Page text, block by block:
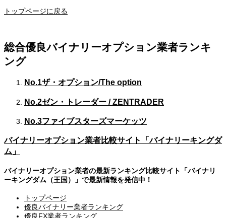
トップページに戻る
総合優良バイナリーオプション業者ランキ
ング
No.1ザ・オプション/The option
No.2ゼン・トレーダー / ZENTRADER
No.3ファイブスターズマーケッツ
バイナリーオプション業者比較サイト「バイナリーキングダ
ム」
バイナリーオプション業者の最新ランキング比較サイト「バイナリ
ーキングダム（王国）」で最新情報を発信中！
トップページ
優良バイナリー業者ランキング
優良FX業者ランキング